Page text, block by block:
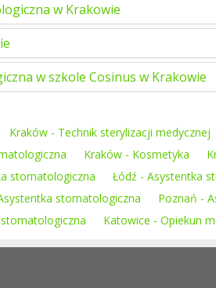
w Krakowie
w szkole Cosinus w Krakowie
Kraków - Technik sterylizacji medycznej
Kraków - Kosmetyka
stomatologiczna Łódź - Asystentka
stomatologiczna
Poznań -
Katowice - Opiekun